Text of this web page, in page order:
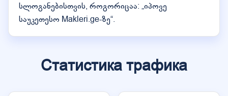
სლოგანებისთვის, როგორიცაა: „იპოვე
საუკეთესო Makleri.ge-ზე“.
Статистика трафика